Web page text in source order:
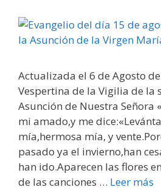
Actualizada el 6 de Agosto
Vespertina de la Vigilia de la
Asunción de Nuestra Señora
mi amado,y me
mía,hermosa mía, y
pasado ya el invierno,han
han ido.Aparecen las flores
de las canciones … Leer más